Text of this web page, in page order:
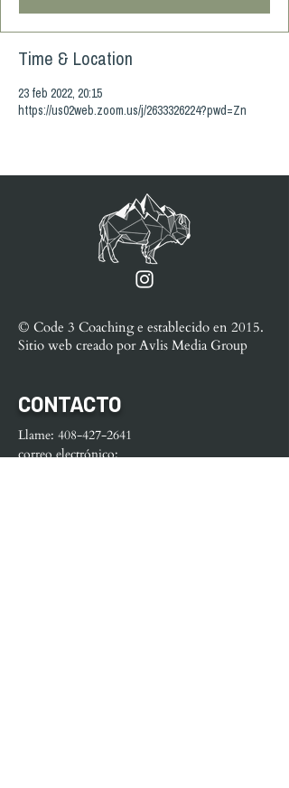
Time & Location
23 feb 2022, 20:15
https://us02web.zoom.us/j/2633326224?pwd=Zn
© Code 3 Coaching e establecido en 2015.
Sitio web creado porAvlis Media Group
CONTACTO
Llame: 408-427-2641
correo electrónico: